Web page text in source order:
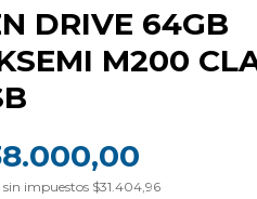
DRIVE 64GB
M200
sin impuestos $31.404,96